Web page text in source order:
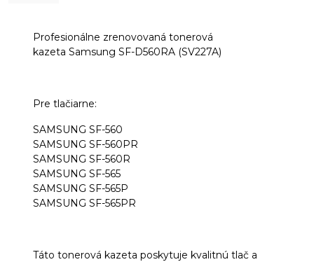
Profesionálne zrenovovaná tonerová
kazeta Samsung SF-D560RA (SV227A)
Pre tlačiarne:
SAMSUNG SF-560
SAMSUNG SF-560PR
SAMSUNG SF-560R
SAMSUNG SF-565
SAMSUNG SF-565P
SAMSUNG SF-565PR
Táto tonerová kazeta poskytuje kvalitnú tlač a